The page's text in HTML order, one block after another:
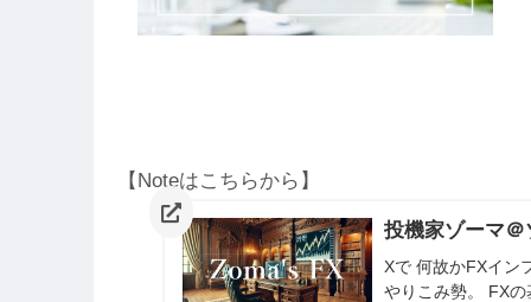
【Noteはこちらから】
投機家ゾーマ
Xで 何故かFXイン
やりこみ勢。 FX